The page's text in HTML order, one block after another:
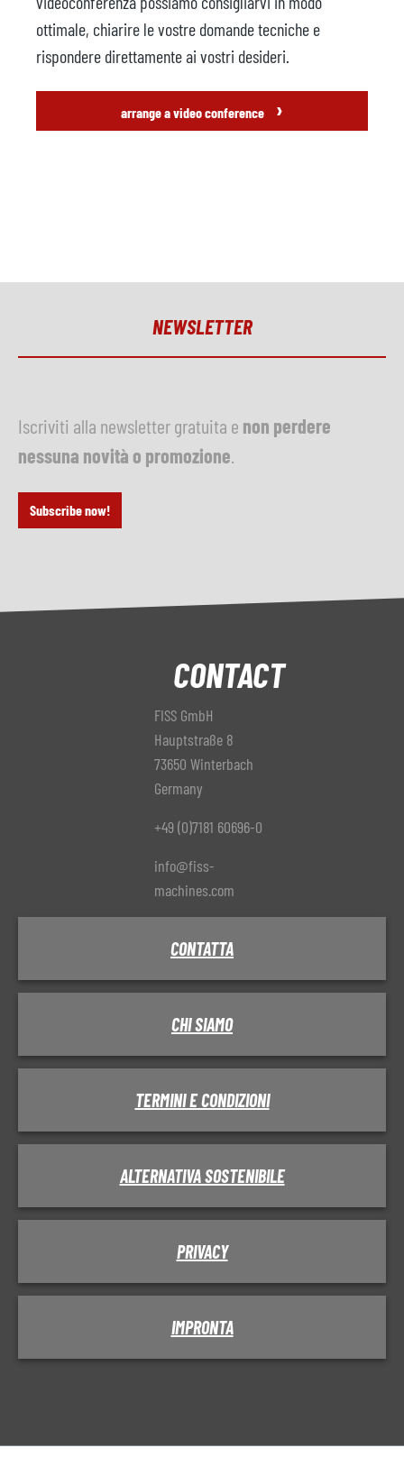
ottimale, chiarire le vostre domande tecniche e
rispondere direttamente ai vostri desideri.
arrange a video conference ›
NEWSLETTER
Iscriviti alla newsletter gratuita e non perdere
nessuna novità o promozione
Subscribe now!
CONTACT
FISS GmbH
Hauptstraße 8
73650 Winterbach
Germany
+49 (0)7181 60696-0
info@fiss-
machines.com
CONTATTA
CHI SIAMO
TERMINI E CONDIZIONI
ALTERNATIVA SOSTENIBILE
PRIVACY
IMPRONTA